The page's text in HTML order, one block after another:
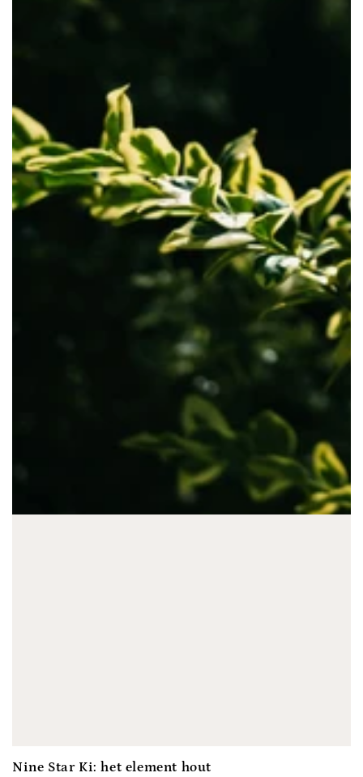
Nine Star Ki: het element hout